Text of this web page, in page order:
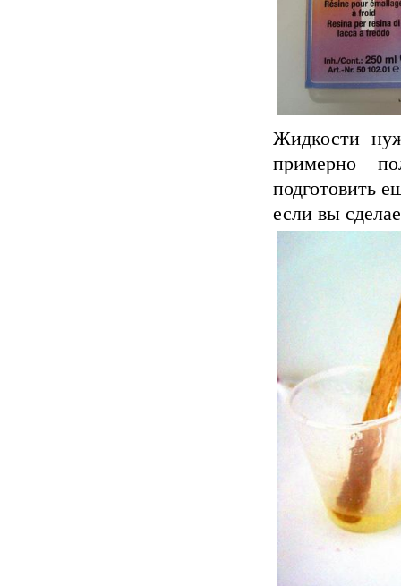
Жидкости
примерно
подготовить
если вы